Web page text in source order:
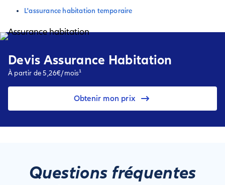
L'assurance habitation temporaire
Devis Assurance Habitation
À partir de 5,26€/mois¹
Obtenir mon prix
Questions fréquentes